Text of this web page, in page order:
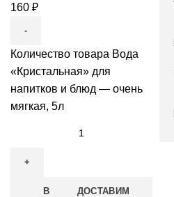
160 ₽
Количество товара Вода
«Кристальная» для
напитков и блюд — очень
мягкая, 5л
В
ДОСТАВИМ